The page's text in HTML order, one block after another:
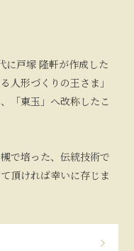
に戸塚 隆軒が作成した
人形づくりの王さま」
「東玉」へ改称したこ
で培った、伝統技術で
頂ければ幸いに存じま